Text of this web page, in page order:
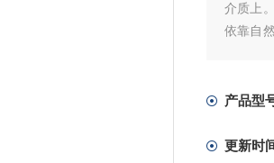
介质上
依靠自
产品型
更新时